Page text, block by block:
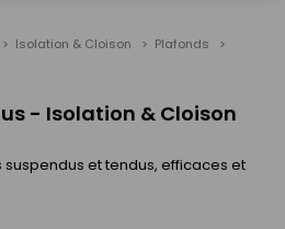
Isolation & Cloison
Plafonds
- Isolation & Cloison
et tendus, efficaces et